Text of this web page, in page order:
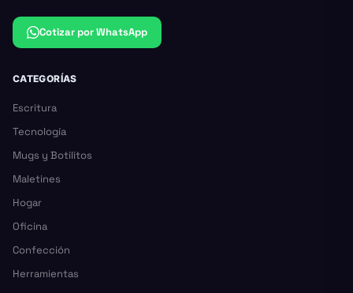
Cotizar por WhatsApp
CATEGORÍAS
Escritura
Tecnología
Mugs y Botilitos
Maletines
Hogar
Oficina
Confección
Herramientas